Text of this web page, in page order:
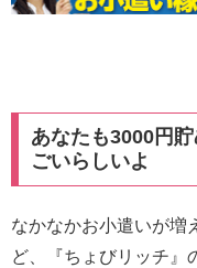
あなたも3000円
ごいらしいよ
なかなかお小遣いが増
ど、『ちょびリッチ』